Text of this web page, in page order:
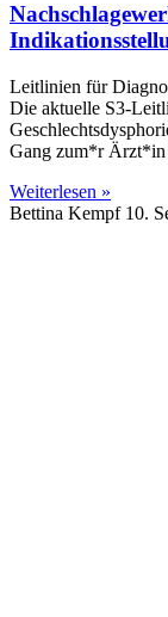
Leitlinien für
Die aktuelle S3-
Gang zum*r Ärzt*in
Weiterlesen »
Bettina Kempf 10.